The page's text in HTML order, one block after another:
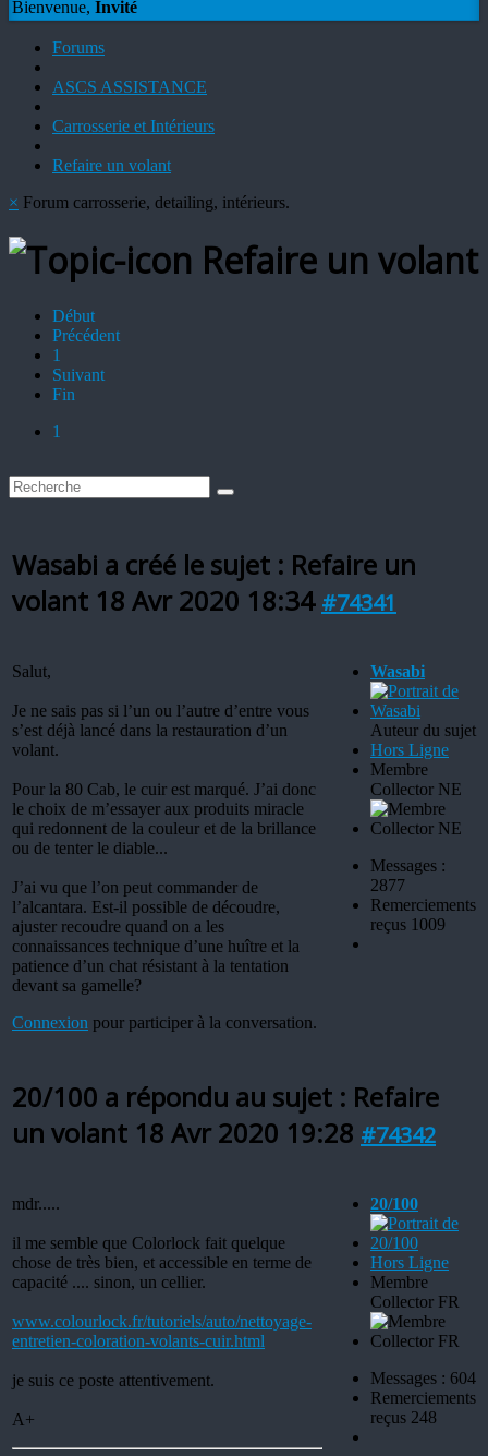
Bienvenue, Invité
Forums
ASCS ASSISTANCE
Carrosserie et Intérieurs
Refaire un volant
× Forum carrosserie, detailing, intérieurs.
Refaire un volant
Début
Précédent
1
Suivant
Fin
1
Wasabi a créé le sujet : Refaire un
volant 18 Avr 2020 18:34 #74341
Salut,
Je ne sais pas si l’un ou l’autre d’entre vous
s’est déjà lancé dans la restauration d’un
volant.
Pour la 80 Cab, le cuir est marqué. J’ai donc
le choix de m’essayer aux produits miracle
qui redonnent de la couleur et de la brillance
ou de tenter le diable...
J’ai vu que l’on peut commander de
l’alcantara. Est-il possible de découdre,
ajuster recoudre quand on a les
connaissances technique d’une huître et la
patience d’un chat résistant à la tentation
devant sa gamelle?
Connexion pour participer à la conversation.
Wasabi
Auteur du sujet
Hors Ligne
Membre
Collector NE
Messages :
2877
Remerciements
reçus 1009
20/100 a répondu au sujet : Refaire
un volant 18 Avr 2020 19:28 #74342
mdr.....
il me semble que Colorlock fait quelque
chose de très bien, et accessible en terme de
capacité .... sinon, un cellier.
www.colourlock.fr/tutoriels/auto/nettoyage-
entretien-coloration-volants-cuir.html
je suis ce poste attentivement.
A+
20/100
Hors Ligne
Membre
Collector FR
Messages : 604
Remerciements
reçus 248